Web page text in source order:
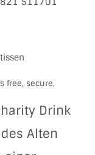
Drink
Alten